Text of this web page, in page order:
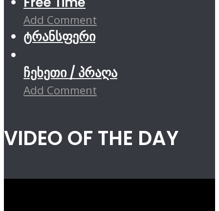
Add Comment
ტრანსფერი
ჩეხეთი / პრაღა
Add Comment
VIDEO OF THE DAY